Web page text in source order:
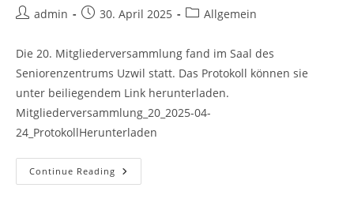
Postadmin
Post30. April 2025
PostAllgemein
Die 20. Mitgliederversammlung fand im Saal des
Seniorenzentrums Uzwil statt. Das Protokoll können sie
unter beiliegendem Link herunterladen.
Mitgliederversammlung_20_2025-04-
24_ProtokollHerunterladen
Continue Reading Protokoll
20.